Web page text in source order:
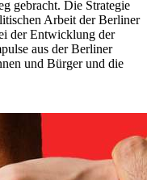
gebracht. Die Strategie
Arbeit der Berliner
der Entwicklung der
aus der Berliner
und Bürger und die